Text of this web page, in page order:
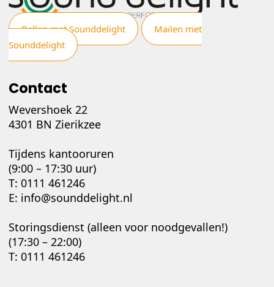
Bellen met Sounddelight
Mailen met
Sounddelight
Contact
Wevershoek 22
4301 BN Zierikzee
Tijdens kantooruren
(9:00 – 17:30 uur)
T: 0111 461246
E: info@sounddelight.nl
Storingsdienst (alleen voor noodgevallen!)
(17:30 – 22:00)
T: 0111 461246